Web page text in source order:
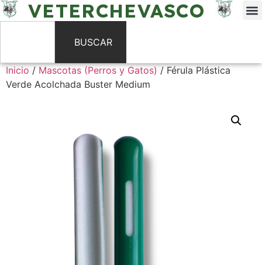
VETERCHEVASCO
BUSCAR
Inicio/Mascotas (Perros y Gatos)/ Férula Plástica
Verde Acolchada Buster Medium